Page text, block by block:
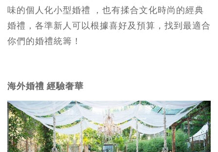
味的個人化小型婚禮 ，也有揉合文化時尚的經典
婚禮，各準新人可以根據喜好及預算，找到最適合
你們的婚禮統籌！
海外婚禮 經驗奢華